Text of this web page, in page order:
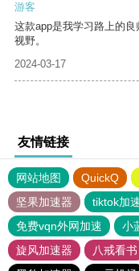
游客
这款app是我学习路上的
视野。
2024-03-17
友情链接
网站地图 QuickQ
坚果加速器
tiktok加
免费vqn外网加速
小
旋风加速器
八戒看书